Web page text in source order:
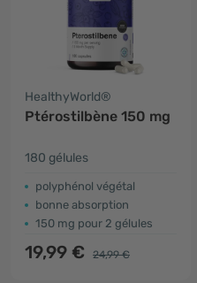
HealthyWorld®
Ptérostilbène 150 mg
180 gélules
polyphénol végétal
bonne absorption
150 mg pour 2 gélules
19,99 € 24,99 €